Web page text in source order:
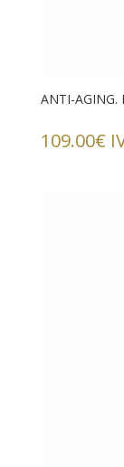
ANTI-AGING.
109.00€